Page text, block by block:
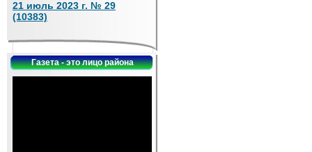
21 июль 2023 г. № 29
(10383)
Газета - это лицо района